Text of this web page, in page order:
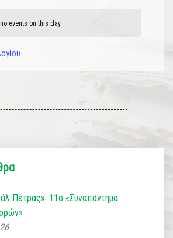
events on this day.
Πέτρας»: 11ο «Συναπάντημα